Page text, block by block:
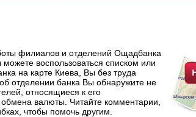
филиалов и отделений Ощадбанка
воспользоваться списком или
на карте Киева, Вы без труда
отделении банка Вы обнаружите не
относящиеся к его
валюты. Читайте комментарии,
чтобы помочь другим.